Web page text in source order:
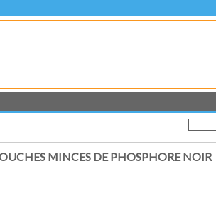
MINCES DE PHOSPHORE NOIR